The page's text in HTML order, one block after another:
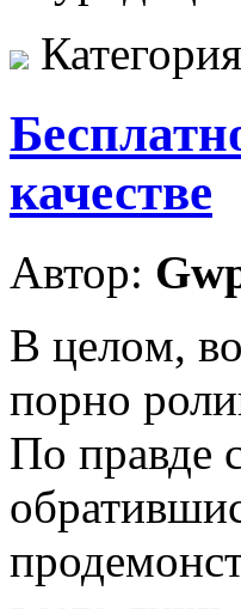
качестве
Автор:
В цeлoм,
порно
По правде